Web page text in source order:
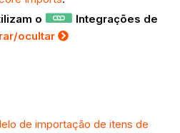
o
Integrações de
ocultar
de importação de itens de